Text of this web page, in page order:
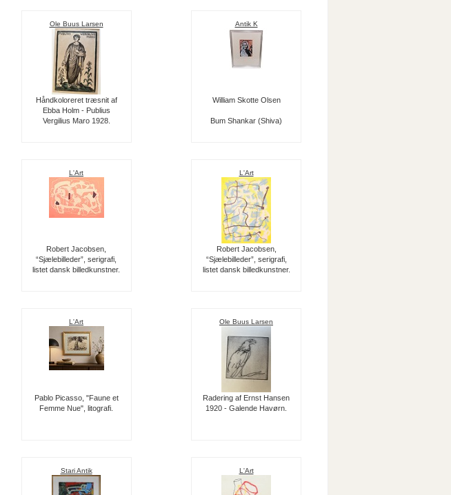
Ole Buus Larsen
Håndkoloreret træsnit af
Ebba Holm - Publius
Vergilius Maro 1928.
Antik K
William Skotte Olsen
Bum Shankar (Shiva)
L'Art
Robert Jacobsen,
“Sjælebilleder”, serigrafi,
listet dansk billedkunstner.
L'Art
Robert Jacobsen,
“Sjælebilleder”, serigrafi,
listet dansk billedkunstner.
L'Art
Pablo Picasso, "Faune et
Femme Nue", litografi.
Ole Buus Larsen
Radering af Ernst Hansen
1920 - Galende Havørn.
Stari Antik L'Art